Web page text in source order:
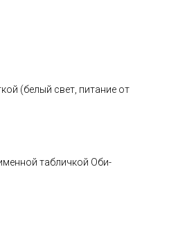
(белый свет, питание от
табличкой Оби-